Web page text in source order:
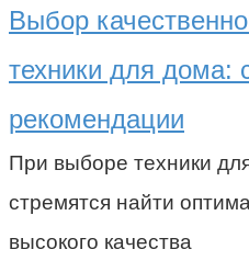
Выбор
техники для дома:
рекомендации
При выборе техники
стремятся найти
высокого качества